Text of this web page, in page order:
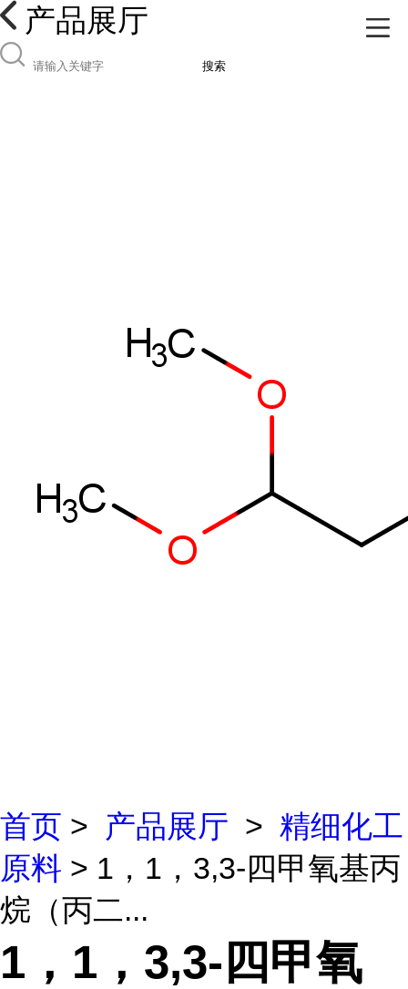
产品展厅
搜索
首页 > 产品展厅 > 精细化工
原料 > 1，1，3,3-四甲氧基丙
烷（丙二...
1，1，3,3-四甲氧